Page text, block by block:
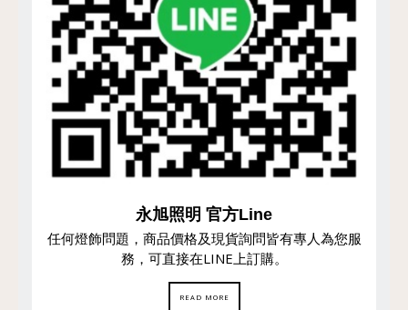
永旭照明 官方Line
任何燈飾問題，商品價格及現貨詢問皆有專人為您服
務，可直接在LINE上訂購。
READ MORE